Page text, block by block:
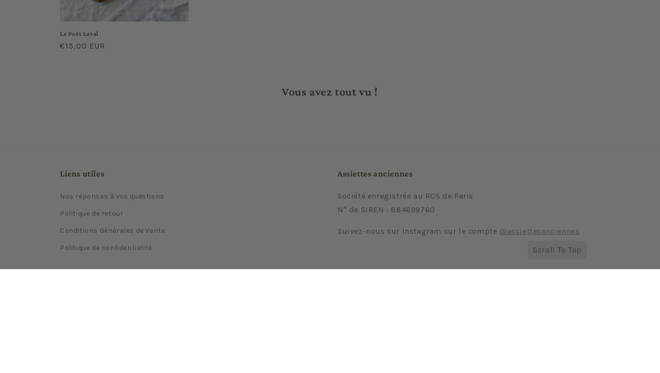
Le Poët Laval
Prix
€15,00 EUR
Vous avez tout vu !
Scroll To Top
Liens utiles
Nos réponses à vos questions
Politique de retour
Conditions Générales de Vente
Politique de confidentialité
Assiettes anciennes
Société enregistrée au RCS de Paris
N° de SIREN : 884699760
Suivez-nous sur Instagram sur le compte @assiettesanciennes